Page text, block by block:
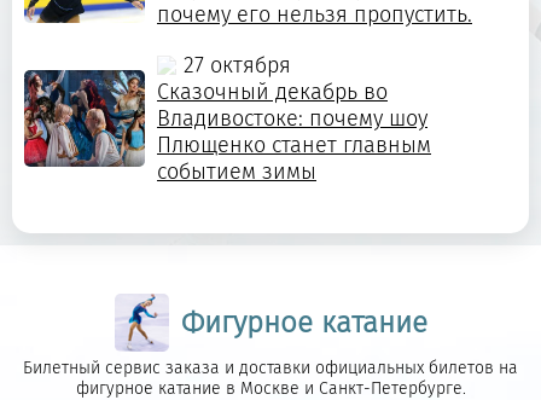
почему его нельзя пропустить.
27 октября
Сказочный декабрь во
Владивостоке: почему шоу
Плющенко станет главным
событием зимы
Фигурное катание
Билетный сервис заказа и доставки официальных билетов на
фигурное катание в Москве и Санкт-Петербурге.